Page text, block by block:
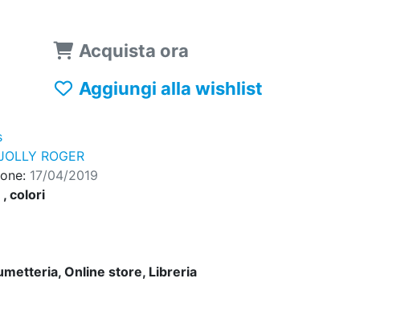
Acquista ora
Aggiungi alla wishlist
ROGER
17/04/2019
colori
Online store, Libreria